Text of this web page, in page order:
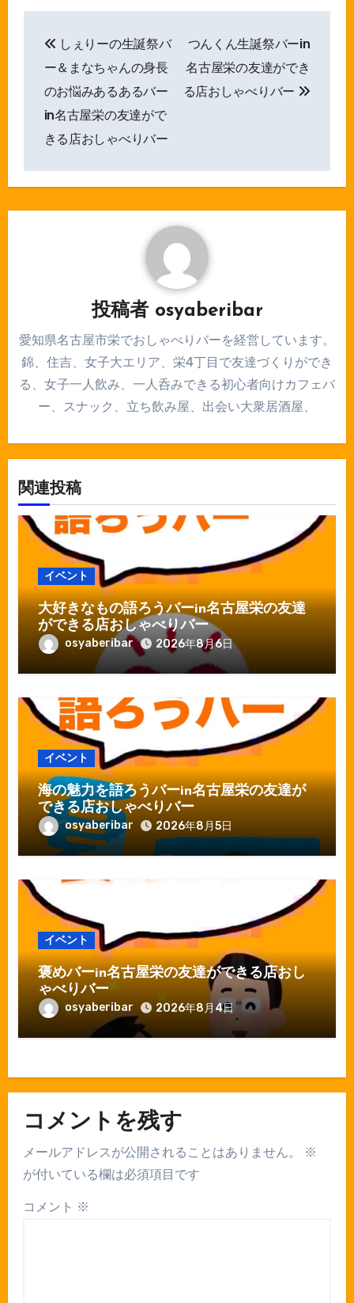
ナ
ビ
ー
しぇりーの生誕祭バ
ー＆まなちゃんの身長
のお悩みあるあるバー
in名古屋栄の友達がで
きる店おしゃべりバー
つんくん生誕祭バーin
名古屋栄の友達ができ
る店おしゃべりバー
投稿者 osyaberibar
愛知県名古屋市栄でおしゃべりバーを経営しています。
錦、住吉、女子大エリア、栄4丁目で友達づくりができ
る、女子一人飲み、一人呑みできる初心者向けカフェバ
ー、スナック、立ち飲み屋、出会い大衆居酒屋、
関連投稿
イベント
大好きなもの語ろうバーin名古屋栄の友達
ができる店おしゃべりバー
osyaberibar 2026年8月6日
イベント
海の魅力を語ろうバーin名古屋栄の友達が
できる店おしゃべりバー
osyaberibar 2026年8月5日
イベント
褒めバーin名古屋栄の友達ができる店おし
ゃべりバー
osyaberibar 2026年8月4日
コメントを残す
メールアドレスが公開されることはありません。
※
が付いている欄は必須項目です
コメント ※